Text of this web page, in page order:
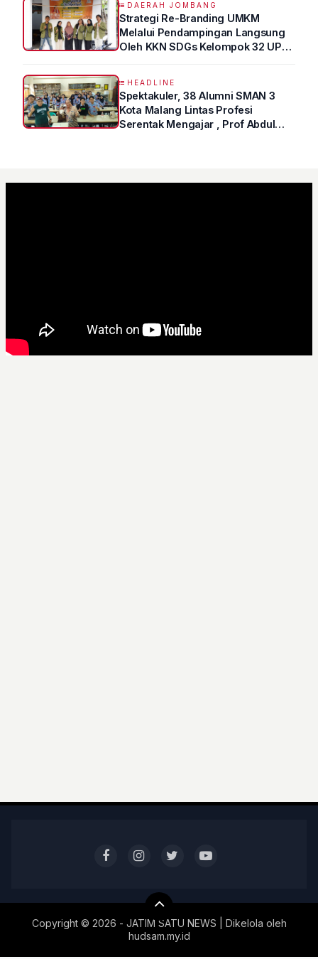
DAERAH JOMBANG
Strategi Re-Branding UMKM
Melalui Pendampingan Langsung
Oleh KKN SDGs Kelompok 32 UPN
HEADLINE
Spektakuler, 38 Alumni SMAN 3
Kota Malang Lintas Profesi
Serentak Mengajar , Prof Abdul
Copyright © 2026 - JATIM SATU NEWS | Dikelola oleh
hudsam.my.id